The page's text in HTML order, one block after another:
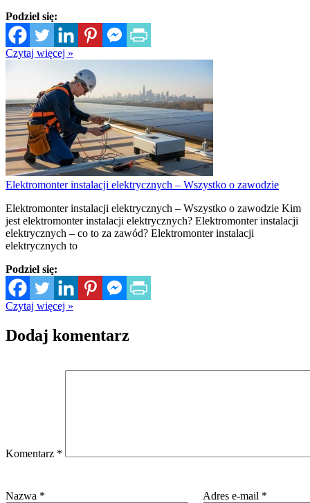
Podziel się:
Czytaj więcej »
Elektromonter instalacji elektrycznych – Wszystko o zawodzie
Elektromonter instalacji elektrycznych – Wszystko o zawodzie Kim
jest elektromonter instalacji elektrycznych? Elektromonter instalacji
elektrycznych – co to za zawód? Elektromonter instalacji
elektrycznych to
Podziel się:
Czytaj więcej »
Dodaj komentarz
Komentarz *
Nazwa * Adres e-mail *